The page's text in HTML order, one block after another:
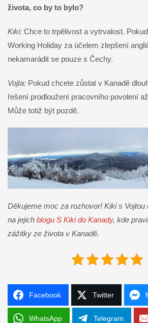
života, co by to bylo?
Kiki: Chce to trpělivost a vytrvalost.
Working Holiday za účelem zlepšení
nekamarádit se pouze s Čechy.
Vojta: Pokud chcete zůstat v Kanadě
řešení prodloužení pracovního povolení
Může totiž být pozdě.
Děkujeme moc za rozhovor! Kiki s Vojtou
na jejich blogu S Kiki do Kanady, kde
zážitky ze života v Kanadě.
Facebook Twitter
WhatsApp Telegram